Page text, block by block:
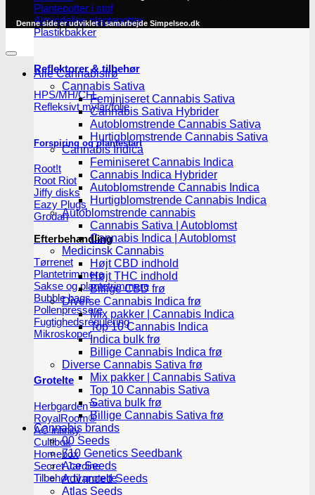
Plantepotter i stof
Almindelige plantepotter
Plastikbakker
Reflektorer & tilbehør
HPS/MH/CFL
Refleksivt mylar/folie
Forspiring og plantestart
Root!t
Root Riot
Jiffy disks
Eazy Plugs
Grodan
Efterbehandling
Tørrenet
Plantetrimmere
Sakse og plantetrimmere
Bubble bags
Pollenpressere
Fugtighedsregulering
Mikroskoper
Grotelte
Herbgarden™
RoyalRoom®
AC infinity
Cultibox
Homebox
Secret Jardine
Tilbehør til grotelte
Denne side er udviklet i samarbejde Simpelseo.dk
Alle Cannabisfrø
Cannabis Sativa
Feminiseret Cannabis Sativa
Cannabis Sativa Hybrider
Autoblomstrende Cannabis Sativa
Hurtigblomstrende Cannabis Sativa
Cannabis Indica
Feminiseret Cannabis Indica
Cannabis Indica Hybrider
Autoblomstrende Cannabis Indica
Hurtigblomstrende Cannabis Indica
Autoblomstrende cannabis
Cannabis Sativa | Autoblomst
Cannabis Indica | Autoblomst
Medicinsk Cannabis
Højt CBD indhold
Højt THC indhold
Billige CBD frø
Diverse Cannabis Indica frø
Mix pakker | Cannabis Indica
Top 10 Cannabis Indica
Indica bulk frø
Billige Cannabis Indica frø
Diverse Cannabis Sativa frø
Mix pakker | Cannabis Sativa
Top 10 Cannabis Sativa
Sativa bulk frø
Billige Cannabis Sativa frø
Cannabis brands
00 Seeds
710 Genetics Seedbank
Ace Seeds
Advanced Seeds
Atlas Seeds